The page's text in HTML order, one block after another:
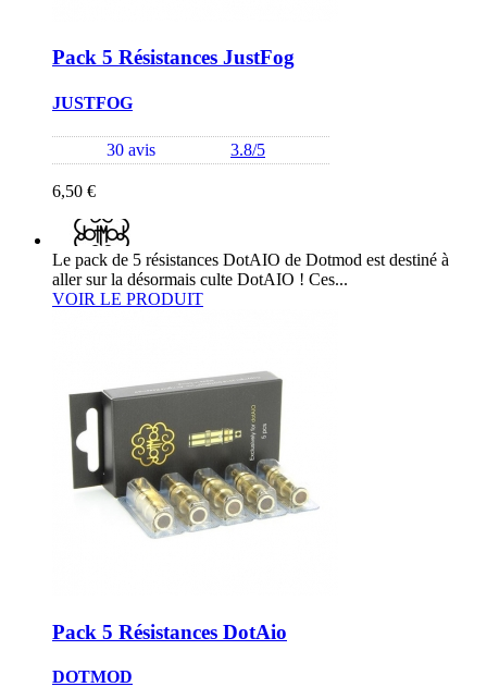
Pack 5 Résistances JustFog
JUSTFOG
30 avis 3.8/5
6,50 €
Le pack de 5 résistances DotAIO de Dotmod est destiné à
aller sur la désormais culte DotAIO ! Ces...
VOIR LE PRODUIT
Pack 5 Résistances DotAio
DOTMOD